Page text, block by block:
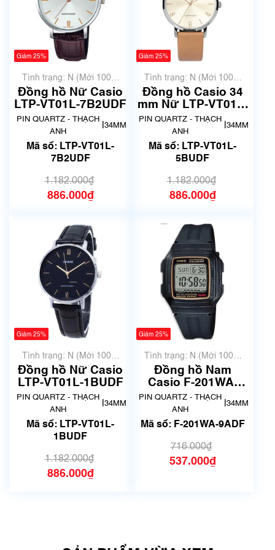
Giảm 25%
Tình trạng: N (Mới 100%
chưa qua sử dụng)
Đồng hồ Nữ Casio
LTP-VT01L-7B2UDF
PIN QUARTZ - THẠCH
ANH
34MM
Mã số: LTP-VT01L-
7B2UDF
1.182.000₫
886.000₫
Giảm 25%
Tình trạng: N (Mới 100%
chưa qua sử dụng)
Đồng hồ Casio 34
mm Nữ LTP-VT01L-
5BUDF
PIN QUARTZ - THẠCH
ANH
34MM
Mã số: LTP-VT01L-
5BUDF
1.182.000₫
886.000₫
Giảm 25%
Tình trạng: N (Mới 100%
chưa qua sử dụng)
Đồng hồ Nữ Casio
LTP-VT01L-1BUDF
PIN QUARTZ - THẠCH
ANH
34MM
Mã số: LTP-VT01L-
1BUDF
1.182.000₫
886.000₫
Giảm 25%
Tình trạng: N (Mới 100%
chưa qua sử dụng)
Đồng hồ Nam
Casio F-201WA-
9ADF
PIN QUARTZ - THẠCH
ANH
34MM
Mã số: F-201WA-9ADF
716.000₫
537.000₫